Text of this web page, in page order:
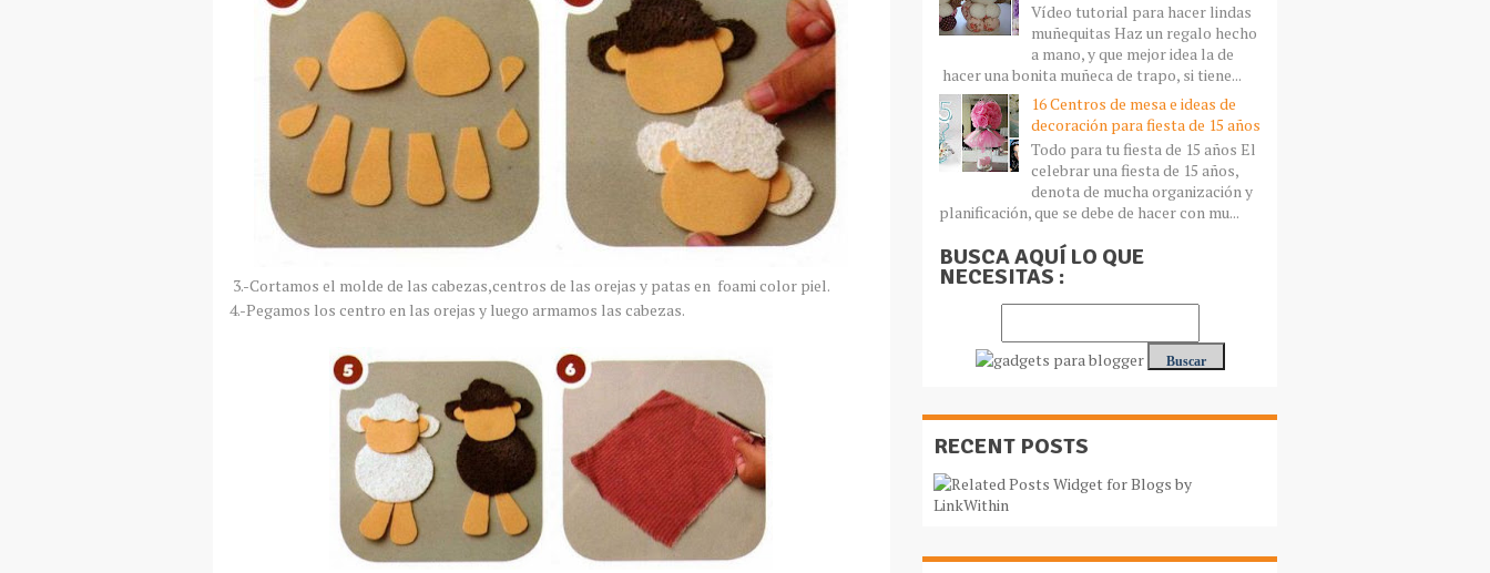
3.-Cortamos el molde de las cabezas,centros de las orejas y patas en foami color piel.
4.-Pegamos los centro en las orejas y luego armamos las cabezas.
Vídeo tutorial para hacer lindas
muñequitas Haz un regalo hecho
a mano, y que mejor idea la de
hacer una bonita muñeca de trapo, si tiene...
16 Centros de mesa e ideas de
decoración para fiesta de 15 años
Todo para tu fiesta de 15 años El
celebrar una fiesta de 15 años,
denota de mucha organización y
planificación, que se debe de hacer con mu...
BUSCA AQUÍ LO QUE
NECESITAS :
RECENT POSTS